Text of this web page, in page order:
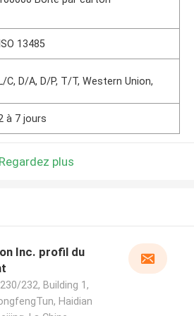
13485
C, D/A, D/P, T/T, Western Union,
à 7 jours
Regardez plus
Inc. profil du
232, Building 1,
Haidian